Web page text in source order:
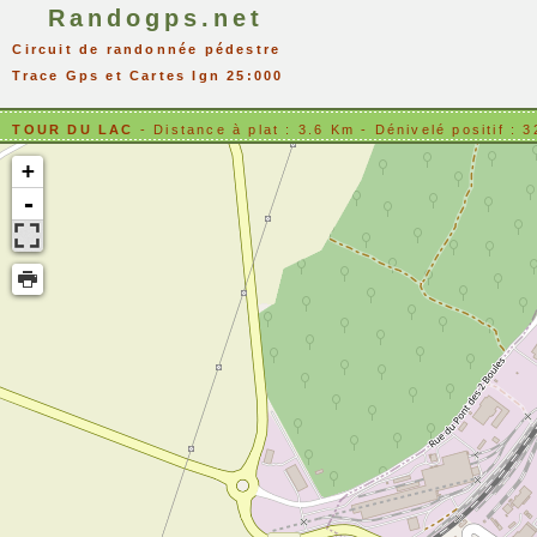
Randogps.net
Circuit de randonnée pédestre
Trace Gps et Cartes Ign 25:000
TOUR DU LAC - Distance à plat : 3.6 Km - Dénivelé
+
-